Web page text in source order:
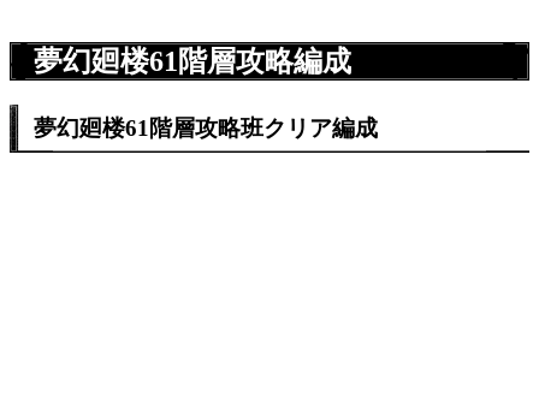
夢幻廻楼61階層攻略編成
夢幻廻楼61階層攻略班クリア編成